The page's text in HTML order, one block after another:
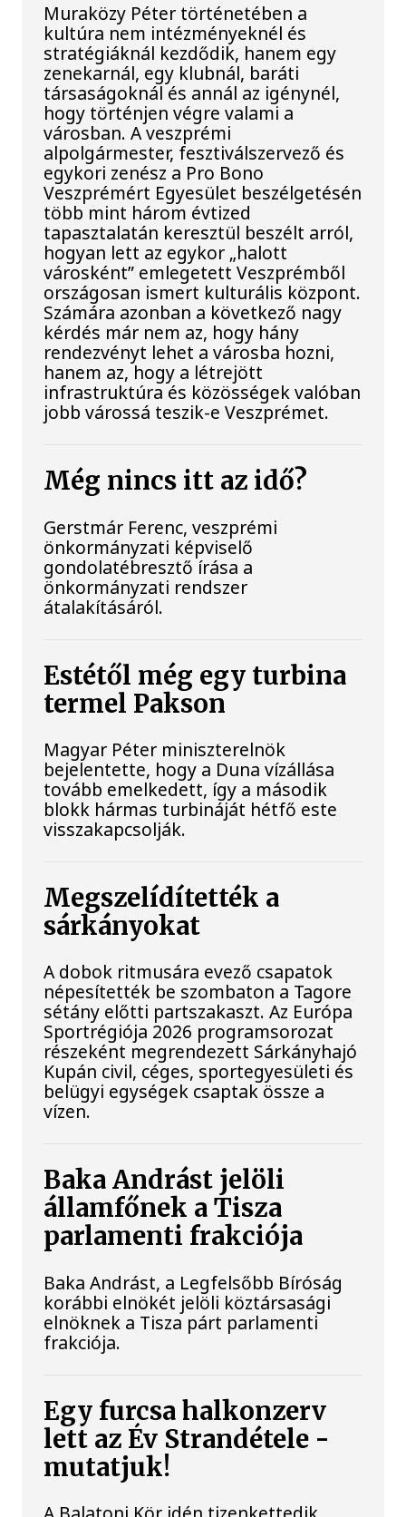
Muraközy Péter történetében a
kultúra nem intézményeknél és
stratégiáknál kezdődik, hanem egy
zenekarnál, egy klubnál, baráti
társaságoknál és annál az igénynél,
hogy történjen végre valami a
városban. A veszprémi
alpolgármester, fesztiválszervező és
egykori zenész a Pro Bono
Veszprémért Egyesület beszélgetésén
több mint három évtized
tapasztalatán keresztül beszélt arról,
hogyan lett az egykor „halott
városként” emlegetett Veszprémből
országosan ismert kulturális központ.
Számára azonban a következő nagy
kérdés már nem az, hogy hány
rendezvényt lehet a városba hozni,
hanem az, hogy a létrejött
infrastruktúra és közösségek valóban
jobb várossá teszik-e Veszprémet.
Még nincs itt az idő?
Gerstmár Ferenc, veszprémi
önkormányzati képviselő
gondolatébresztő írása a
önkormányzati rendszer
átalakításáról.
Estétől még egy turbina
termel Pakson
Magyar Péter miniszterelnök
bejelentette, hogy a Duna vízállása
tovább emelkedett, így a második
blokk hármas turbináját hétfő este
visszakapcsolják.
Megszelídítették a
sárkányokat
A dobok ritmusára evező csapatok
népesítették be szombaton a Tagore
sétány előtti partszakaszt. Az Európa
Sportrégiója 2026 programsorozat
részeként megrendezett Sárkányhajó
Kupán civil, céges, sportegyesületi és
belügyi egységek csaptak össze a
vízen.
Baka Andrást jelöli
államfőnek a Tisza
parlamenti frakciója
Baka Andrást, a Legfelsőbb Bíróság
korábbi elnökét jelöli köztársasági
elnöknek a Tisza párt parlamenti
frakciója.
Egy furcsa halkonzerv
lett az Év Strandétele -
mutatjuk!